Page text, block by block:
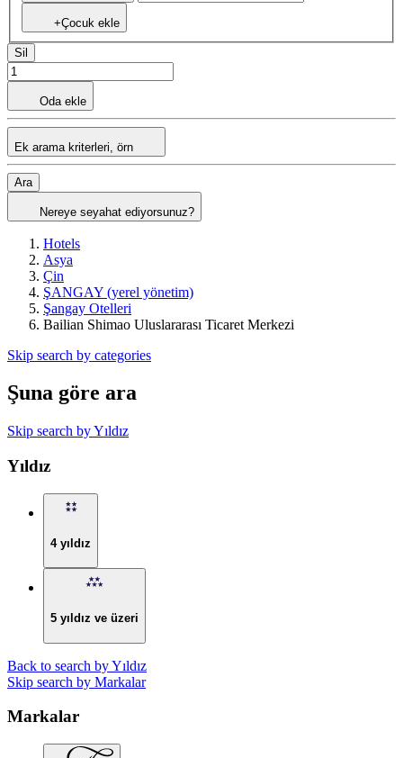
+Çocuk ekle
Sil
Oda ekle
Ek arama kriterleri, örn
Ara
Nereye seyahat ediyorsunuz?
Hotels
Asya
Çin
ŞANGAY (yerel yönetim)
Şangay Otelleri
Bailian Shimao Uluslararası Ticaret Merkezi
Skip search by categories
Şuna göre ara
Skip search by Yıldız
Yıldız
4 yıldız
5 yıldız ve üzeri
Back to search by Yıldız
Skip search by Markalar
Markalar